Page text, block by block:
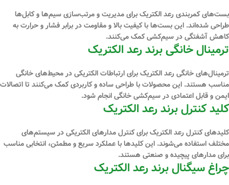
بست‌های کمربندی رعد الکتریک برای مدیریت و مرتب‌سازی سیم‌ها و کابل‌ها
طراحی شده‌اند. این بست‌ها با کیفیت بالا و مقاومت در برابر فشار و حرارت به
کاهش آشفتگی در سیم‌کشی کمک می‌کنند.
ترمینال خانگی برند رعد الکتریک
ترمینال‌های خانگی رعد الکتریک برای ارتباطات الکتریکی در محیط‌های خانگی
مناسب هستند. این محصولات با طراحی ساده و کاربردی کمک می‌کنند تا اتصالات
ایمن و قابل اعتمادی در سیم‌کشی خانگی انجام شود.
کلید کنترل برند رعد الکتریک
کلیدهای کنترل رعد الکتریک برای کنترل مدارهای الکتریکی در سیستم‌های
مختلف استفاده می‌شوند. این کلیدها با عملکرد سریع و مطمئن، انتخابی مناسب
برای مدارهای پیچیده و صنعتی هستند.
چراغ سیگنال برند رعد الکتریک